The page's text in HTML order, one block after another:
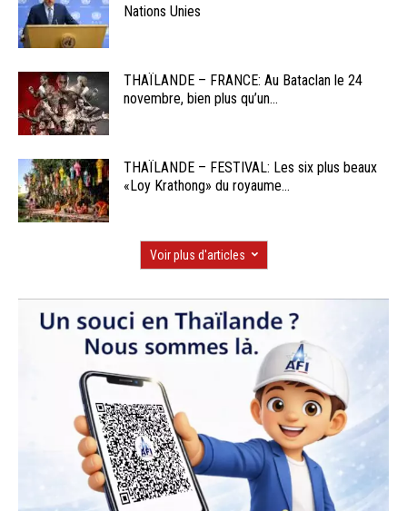
Nations Unies
THAÏLANDE – FRANCE: Au Bataclan le 24
novembre, bien plus qu’un...
THAÏLANDE – FESTIVAL: Les six plus beaux
«Loy Krathong» du royaume...
Voir plus d'articles